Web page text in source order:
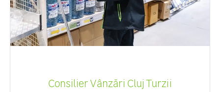
Consilier Vânzări Cluj Turzii